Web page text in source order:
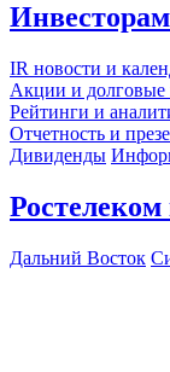
IR новости и
Акции и долговые
Рейтинги и
Отчетность и
Дивиденды
Ростелеком
Дальний Восток